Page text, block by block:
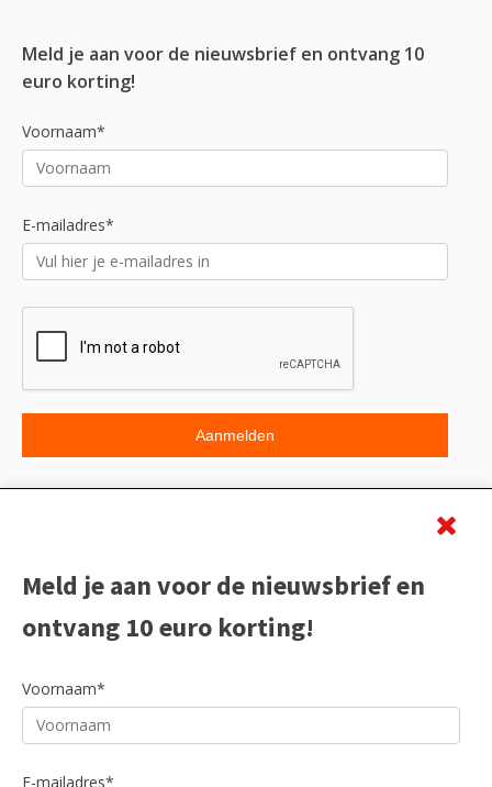
Meld je aan voor de nieuwsbrief en ontvang 10
euro korting!
Voornaam*
E-mailadres*
Meld je aan voor de nieuwsbrief en
ontvang 10 euro korting!
Voornaam*
E-mailadres*